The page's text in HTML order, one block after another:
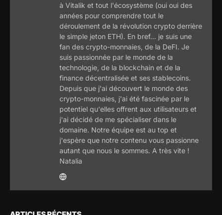
à Vitalik et tout l'écosystème (oui oui des
années pour comprendre tout le
déroulement de la révolution crypto derrière
le simple jeton ETH). En bref... je suis une
fan des crypto-monnaies, de la DeFI. Je
suis passionnée par le monde de la
technologie, de la blockchain et de la
finance décentralisée et ses stablecoins.
Depuis que j'ai découvert le monde des
crypto-monnaies, j'ai été fascinée par le
potentiel qu'elles offrent aux utilisateurs et
j'ai décidé de me spécialiser dans le
domaine. Notre équipe est au top et
j'espère que notre contenu vous passionne
autant que nous le sommes. A très vite !
Natalia